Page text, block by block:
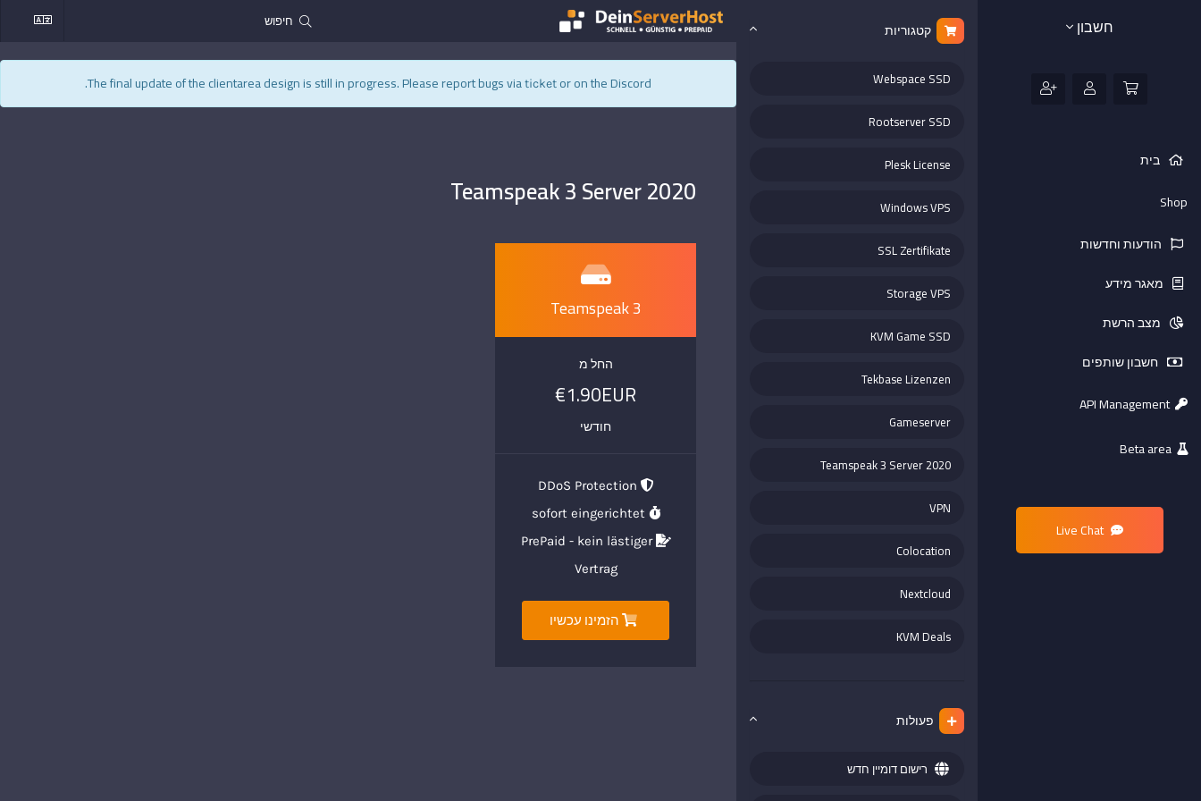
חשבון
בית
Shop
הודעות וחדשות
מאגר מידע
מצב הרשת
חשבון שותפים
API Management
Live Chat
קטגוריות
Webspace SSD
Rootserver SSD
Plesk License
Windows VPS
SSL Zertifikate
Storage VPS
KVM Game SSD
Tekbase Lizenzen
Gameserver
Teamspeak 3 Server 2020
VPN
Colocation
Nextcloud
KVM Deals
פעולות
רישום דומיין חדש
The final update of the clientarea design is still in progress. Please report bugs viaticket or on the Discord.
Teamspeak 3 Server 2020
Teamspeak 3
החל מ
€1.90EUR
חודשי
sofort eingerichtet
PrePaid - kein lästiger
Vertrag
הזמינו עכשיו